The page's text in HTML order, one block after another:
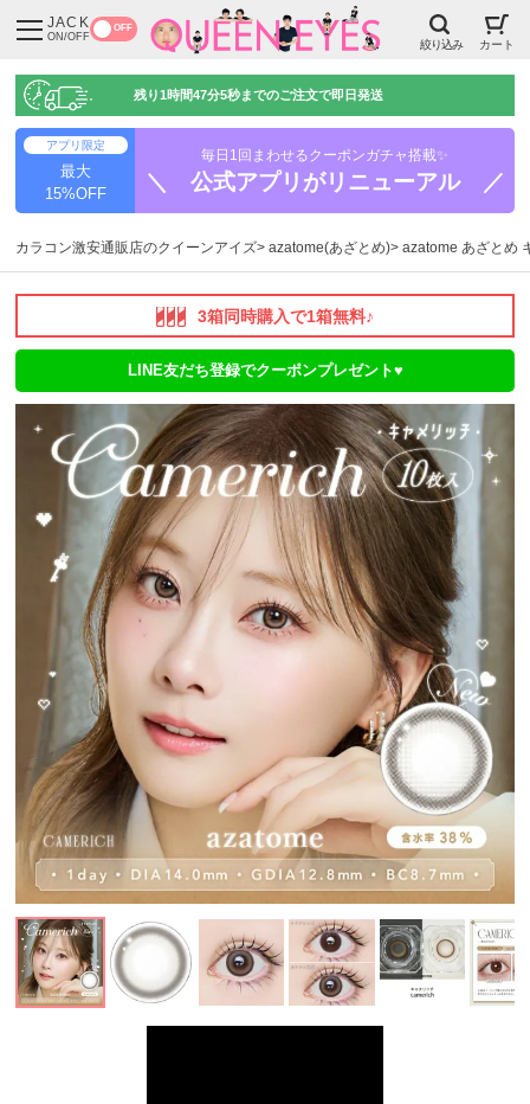
JACK
ON/OFF
OFF
絞り込み カート
残り1時間47分4秒までのご注文で即日発送
アプリ限定
最大
15%OFF
毎日1回まわせるクーポンガチャ搭載✨
＼ 公式アプリがリニューアル ／
カラコン激安通販店のクイーンアイズ azatome(あざとめ) azatome あざとめ
3箱同時購入で1箱無料♪
LINE友だち登録でクーポンプレゼント♥